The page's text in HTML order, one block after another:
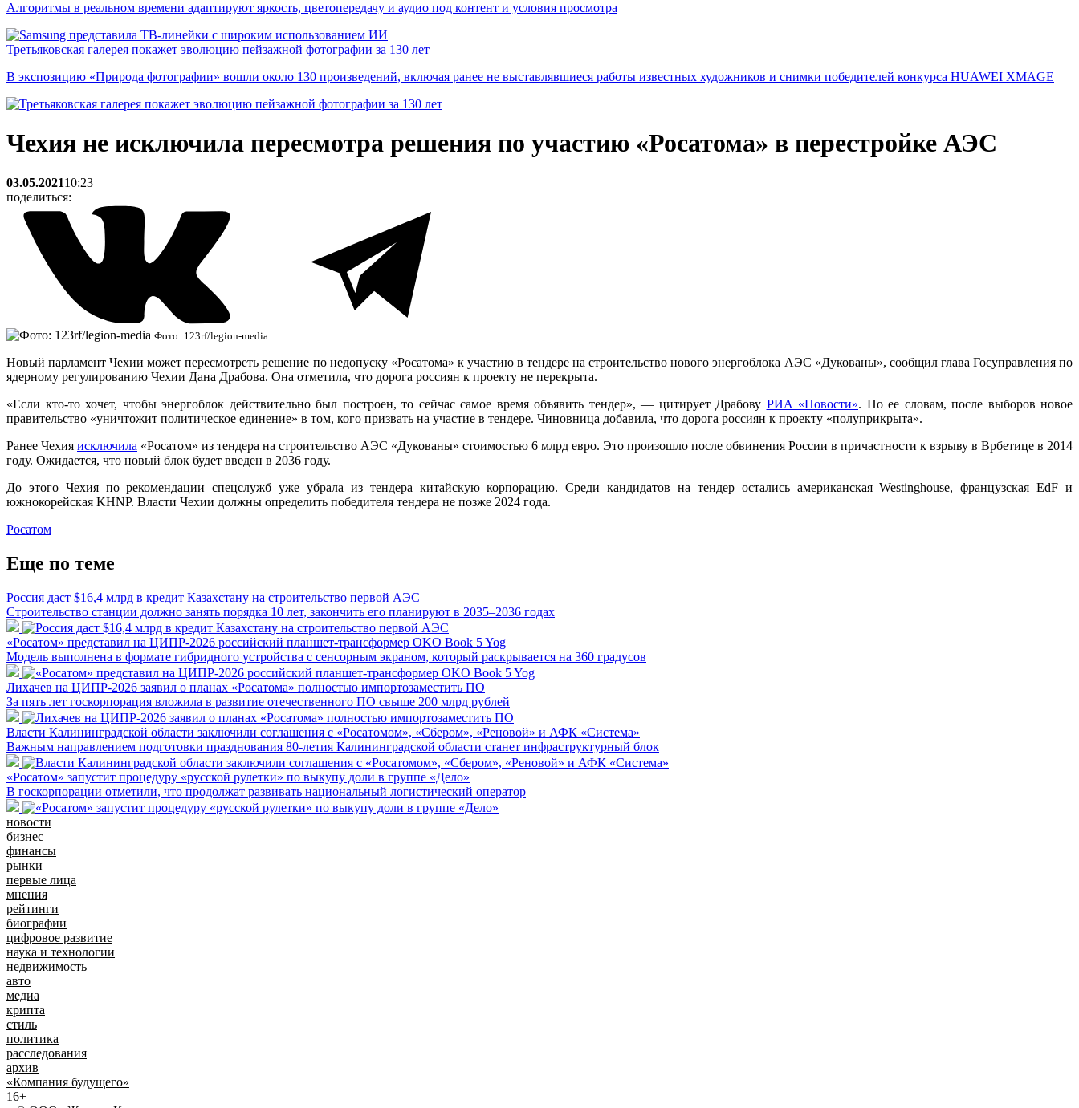
Алгоритмы в реальном времени адаптируют яркость, цветопередачу и аудио под контент и условия просмотра
Третьяковская галерея покажет эволюцию пейзажной фотографии за 130 лет
В экспозицию «Природа фотографии» вошли около 130 произведений, включая ранее не выставлявшиеся работы известных художников и снимки победителей конкурса HUAWEI XMAGE
Чехия не исключила пересмотра решения по участию «Росатома» в перестройке АЭС
03.05.202110:23
поделиться:
Фото: 123rf/legion-media
Новый парламент Чехии может пересмотреть решение по недопуску «Росатома» к участию в тендере на строительство нового энергоблока АЭС «Дукованы», сообщил глава Госуправления по
ядерному регулированию Чехии Дана Драбова. Она отметила, что дорога россиян к проекту не перекрыта.
«Если кто-то хочет, чтобы энергоблок действительно был построен, то сейчас самое время объявить тендер», — цитирует Драбову РИА «Новости». По ее словам, после выборов новое
правительство «уничтожит политическое единение» в том, кого призвать на участие в тендере. Чиновница добавила, что дорога россиян к проекту «полуприкрыта».
Ранее Чехия исключила «Росатом» из тендера на строительство АЭС «Дукованы» стоимостью 6 млрд евро. Это произошло после обвинения России в причастности к взрыву в Врбетице в 2014
году. Ожидается, что новый блок будет введен в 2036 году.
До этого Чехия по рекомендации спецслужб уже убрала из тендера китайскую корпорацию. Среди кандидатов на тендер остались американская Westinghouse, французская EdF и
южнокорейская KHNP. Власти Чехии должны определить победителя тендера не позже 2024 года.
Росатом
Еще по теме
Россия даст $16,4 млрд в кредит Казахстану на строительство первой АЭС
Строительство станции должно занять порядка 10 лет, закончить его планируют в 2035–2036 годах
«Росатом» представил на ЦИПР-2026 российский планшет-трансформер OKO Book 5 Yog
Модель выполнена в формате гибридного устройства с сенсорным экраном, который раскрывается на 360 градусов
Лихачев на ЦИПР-2026 заявил о планах «Росатома» полностью импортозаместить ПО
За пять лет госкорпорация вложила в развитие отечественного ПО свыше 200 млрд рублей
Власти Калининградской области заключили соглашения с «Росатомом», «Сбером», «Реновой» и АФК «Система»
Важным направлением подготовки празднования 80-летия Калининградской области станет инфраструктурный блок
«Росатом» запустит процедуру «русской рулетки» по выкупу доли в группе «Дело»
В госкорпорации отметили, что продолжат развивать национальный логистический оператор
новости
бизнес
финансы
рынки
первые лица
мнения
рейтинги
биографии
цифровое развитие
наука и технологии
недвижимость
авто
медиа
крипта
стиль
политика
расследования
архив
«Компания будущего»
16+